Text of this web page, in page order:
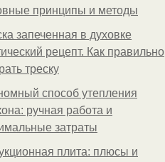
принципы и методы
запеченная в духовке
рецепт. Как правильно
треску
способ утепления
ручная работа и
затраты
плита: плюсы и